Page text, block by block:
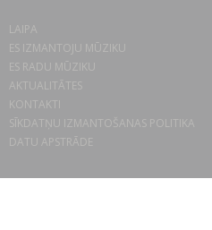
LAIPA
ES IZMANTOJU MŪZIKU
ES RADU MŪZIKU
AKTUALITĀTES
KONTAKTI
SĪKDATŅU IZMANTOŠANAS POLITIKA
DATU APSTRĀDE